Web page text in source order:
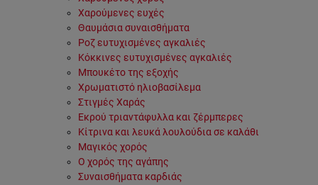
Χαρούμενες ευχές
Θαυμάσια συναισθήματα
Ροζ ευτυχισμένες αγκαλιές
Κόκκινες ευτυχισμένες αγκαλιές
Μπουκέτο της εξοχής
Χρωματιστό ηλιοβασίλεμα
Στιγμές Χαράς
Εκρού τριαντάφυλλα και ζέρμπερες
Κίτρινα και λευκά λουλούδια σε καλάθι
Μαγικός χορός
Ο χορός της αγάπης
Συναισθήματα καρδιάς